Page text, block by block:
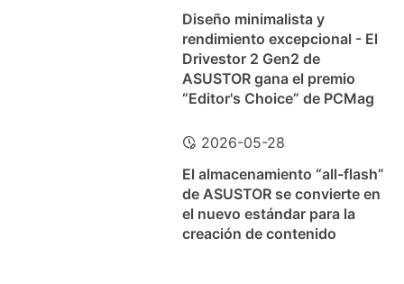
Diseño minimalista y
rendimiento excepcional - El
Drivestor 2 Gen2 de
ASUSTOR gana el premio
“Editor's Choice” de PCMag
2026-05-28
El almacenamiento “all-flash”
de ASUSTOR se convierte en
el nuevo estándar para la
creación de contenido